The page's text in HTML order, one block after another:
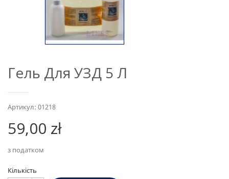
Гель Для УЗД 5 Л
Артикул: 01218
59,00 zł
з податком
Кількість